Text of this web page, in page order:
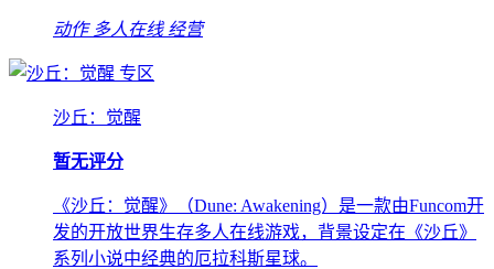
动作 多人在线 经营
专区
沙丘：觉醒
暂无评分
《沙丘：觉醒》（Dune: Awakening）是一款由Funcom开
发的开放世界生存多人在线游戏，背景设定在《沙丘》
系列小说中经典的厄拉科斯星球。